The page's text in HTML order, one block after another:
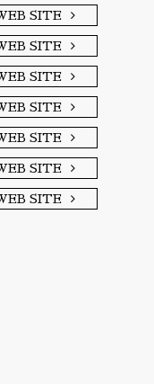
SITE
SITE
SITE
SITE
SITE
SITE
SITE